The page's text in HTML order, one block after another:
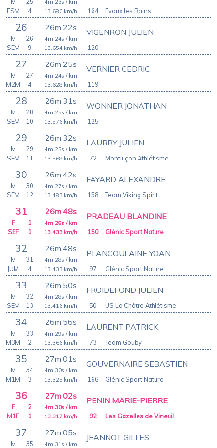
164
4m 23s / km
13.680 km/h
ESM
4 Evaux les Bains
26 26m 22s
120
VIGENRON JULIEN
4m 24s / km
13.654 km/h
M
26
SEM
9
27 26m 25s
119
VERNIER CEDRIC
4m 24s / km
13.628 km/h
M
27
M2M
4
28 26m 31s
125
WONNER JONATHAN
4m 25s / km
13.576 km/h
M
28
SEM
10
29 26m 32s
72
LAUBRY JULIEN
4m 25s / km
13.568 km/h
M
29
SEM
11 Montluçon Athlétisme
30 26m 42s
158
FAYARD ALEXANDRE
4m 27s / km
13.483 km/h
M
30
SEM
12 Team Viking Spirit
31 26m 48s
150
PRADEAU BLANDINE
4m 28s / km
13.433 km/h
F
1
SEF
1 Glénic Sport Nature
32 26m 48s
97
PLANCOULAINE YOAN
4m 28s / km
13.433 km/h
M
31
JUM
4 Glénic Sport Nature
33 26m 50s
50
FROIDEFOND JULIEN
4m 28s / km
13.416 km/h
M
32
SEM
13 US La Châtre Athlétisme
34 26m 56s
73
LAURENT PATRICK
4m 29s / km
13.366 km/h
M
33
M3M
2 Team Gouby
35 27m 01s
166
GOUVERNAIRE SEBASTIEN
4m 30s / km
13.325 km/h
M
34
M1M
3 Glénic Sport Nature
36 27m 02s
92
PENIN MARIE-PIERRE
4m 30s / km
13.317 km/h
F
2
M1F
1 Les Gazelles de Vineuil
37 27m 05s JEANNOT GILLES
4m 31s / km
M
35